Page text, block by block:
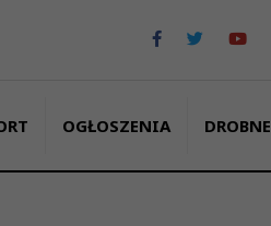
OGŁOSZENIA DROBNE